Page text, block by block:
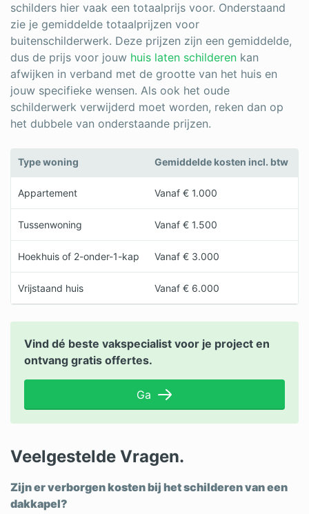
schilders hier vaak een totaalprijs voor. Onderstaand
zie je gemiddelde totaalprijzen voor
buitenschilderwerk. Deze prijzen zijn een gemiddelde,
dus de prijs voor jouw huis laten schilderen kan
afwijken in verband met de grootte van het huis en
jouw specifieke wensen. Als ook het oude
schilderwerk verwijderd moet worden, reken dan op
het dubbele van onderstaande prijzen.
Type woning Gemiddelde kosten incl. btw
Appartement Vanaf € 1.000
Tussenwoning Vanaf € 1.500
Hoekhuis of 2-onder-1-kap Vanaf € 3.000
Vrijstaand huis Vanaf € 6.000
Vind dé beste vakspecialist voor je project en
ontvang gratis offertes.
Ga
Veelgestelde Vragen.
Zijn er verborgen kosten bij het schilderen van een
dakkapel?